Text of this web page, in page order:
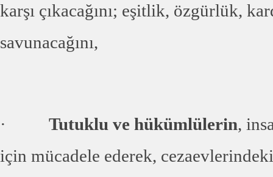
karşı çıkacağını; eşitlik, özgürlük,
savunacağını,
· Tutuklu ve hükümlülerin,
için mücadele ederek,